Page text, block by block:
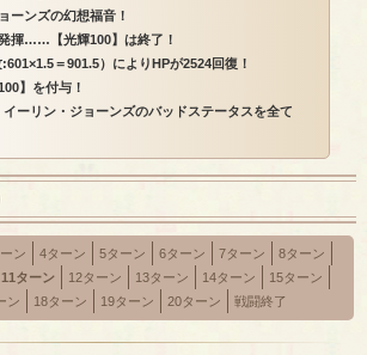
ーンズの幻想福音！
揮……【光輝100】は終了！
＝901.5）によりHPが2524回復！
】を付与！
ーリン・ジョーンズのバッドステータスを全て
ン 4ターン 5ターン 6ターン 7ターン
8ターン
11ターン 12ターン 13ターン 14ターン
15ターン
ン 18ターン 19ターン 20ターン 戦闘終了